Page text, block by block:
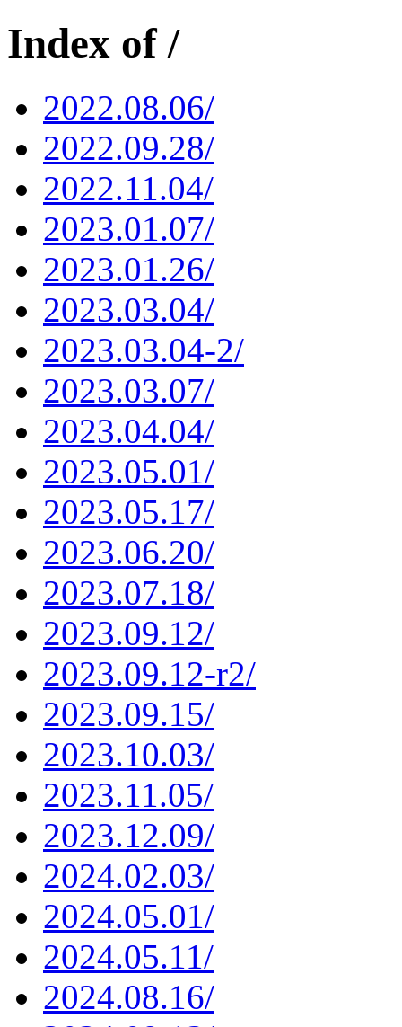
Index of /
2022.08.06/
2022.09.28/
2022.11.04/
2023.01.07/
2023.01.26/
2023.03.04/
2023.03.04-2/
2023.03.07/
2023.04.04/
2023.05.01/
2023.05.17/
2023.06.20/
2023.07.18/
2023.09.12/
2023.09.12-r2/
2023.09.15/
2023.10.03/
2023.11.05/
2023.12.09/
2024.02.03/
2024.05.01/
2024.05.11/
2024.08.16/